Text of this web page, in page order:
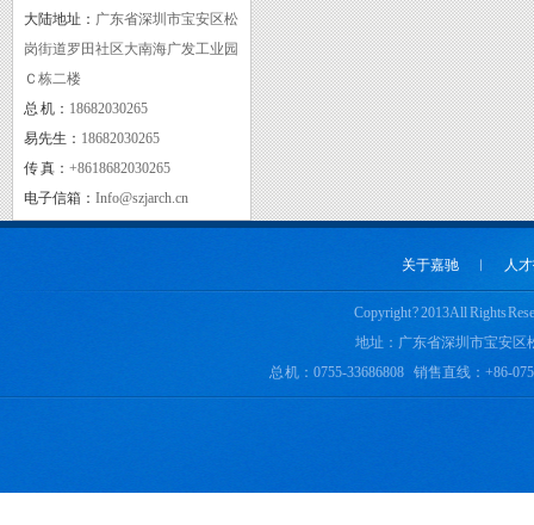
大陆地址： 广东省深圳市宝安区松
岗街道罗田社区大南海广发工业园
Ｃ栋二楼
总 机： 18682030265
易先生： 18682030265
传 真： +8618682030265
电子信箱： Info@szjarch.cn
关于嘉驰 ︱ 人
Copyright ? 2013 All Rights
地址：广东省深圳市宝安区
总 机：0755-33686808 销售直线：+86-